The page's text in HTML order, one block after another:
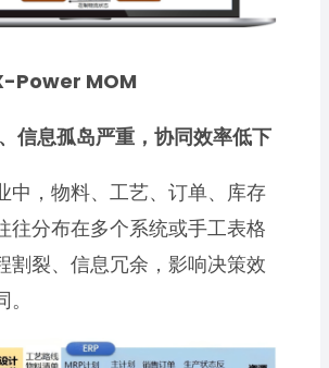
Power MOM
信息孤岛严重，协同效率低下
中，物料、工艺、订单、库存
往分布在多个系统或手工表格
割裂、信息冗余，影响决策效